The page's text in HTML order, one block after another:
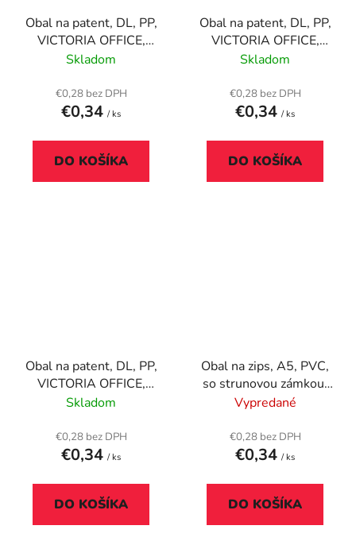
Obal na patent, DL, PP,
VICTORIA OFFICE,
modrá
Skladom
€0,28 bez DPH
€0,34 / ks
DO KOŠÍKA
Obal na patent, DL, PP,
VICTORIA OFFICE,
priehľadná
Skladom
€0,28 bez DPH
€0,34 / ks
DO KOŠÍKA
Obal na patent, DL, PP,
VICTORIA OFFICE,
zelená
Skladom
€0,28 bez DPH
€0,34 / ks
DO KOŠÍKA
Obal na zips, A5, PVC,
so strunovou zámkou,
DONAU
Vypredané
€0,28 bez DPH
€0,34 / ks
DO KOŠÍKA